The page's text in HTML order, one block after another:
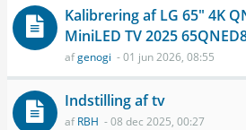
Kalibrering af LG 65" 4K
MiniLED TV 2025
afgenogi - 01 jun 2026, 08:55
Indstilling af tv
afRBH - 08 dec 2025, 00:27